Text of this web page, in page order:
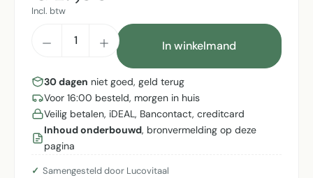
Incl. btw
Producthoeveelheid: Voer de
In winkelmand
30 dagen niet goed, geld terug
Voor 16:00 besteld, morgen in huis
Veilig betalen, iDEAL, Bancontact, creditcard
Inhoud onderbouwd, bronvermelding op deze
pagina
Samengesteld door Lucovitaal